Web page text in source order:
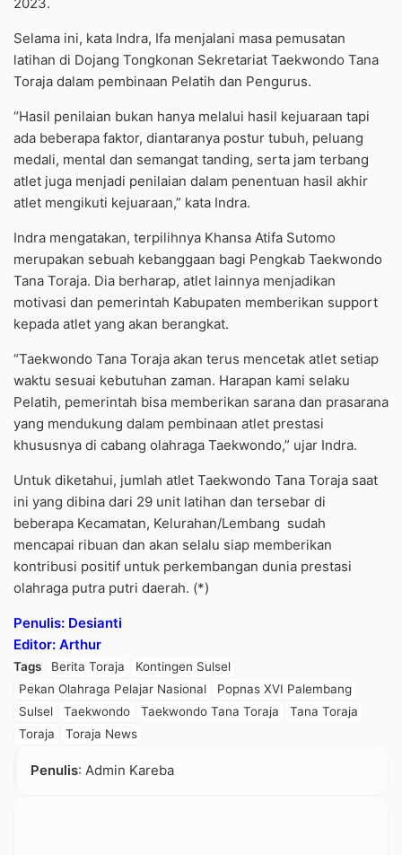
2023.
Selama ini, kata Indra, Ifa menjalani masa pemusatan
latihan di Dojang Tongkonan Sekretariat Taekwondo Tana
Toraja dalam pembinaan Pelatih dan Pengurus.
“Hasil penilaian bukan hanya melalui hasil kejuaraan tapi
ada beberapa faktor, diantaranya postur tubuh, peluang
medali, mental dan semangat tanding, serta jam terbang
atlet juga menjadi penilaian dalam penentuan hasil akhir
atlet mengikuti kejuaraan,” kata Indra.
Indra mengatakan, terpilihnya Khansa Atifa Sutomo
merupakan sebuah kebanggaan bagi Pengkab Taekwondo
Tana Toraja. Dia berharap, atlet lainnya menjadikan
motivasi dan pemerintah Kabupaten memberikan support
kepada atlet yang akan berangkat.
“Taekwondo Tana Toraja akan terus mencetak atlet setiap
waktu sesuai kebutuhan zaman. Harapan kami selaku
Pelatih, pemerintah bisa memberikan sarana dan prasarana
yang mendukung dalam pembinaan atlet prestasi
khususnya di cabang olahraga Taekwondo,” ujar Indra.
Untuk diketahui, jumlah atlet Taekwondo Tana Toraja saat
ini yang dibina dari 29 unit latihan dan tersebar di
beberapa Kecamatan, Kelurahan/Lembang sudah
mencapai ribuan dan akan selalu siap memberikan
kontribusi positif untuk perkembangan dunia prestasi
olahraga putra putri daerah. (*)
Penulis: Desianti
Editor: Arthur
Tags Berita Toraja
Kontingen Sulsel
Pekan Olahraga Pelajar Nasional
Popnas XVI Palembang
Sulsel
Taekwondo Taekwondo Tana Toraja
Tana Toraja
Toraja
Toraja News
Penulis: Admin Kareba